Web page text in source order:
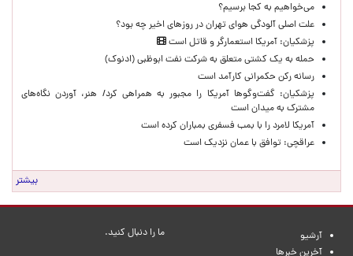
می‌خواهیم به کجا برسیم؟
علت اصلی آلودگی هوای تهران در روزهای اخیر چه بود؟
پزشکیان: آمریکا استعمارگر و قاتل است
حمله به یک کشتی متعلق به شرکت نفت ابوظبی (ادنوک)
رسانه رکن حکمرانی کارآمد است
پزشکیان: گفت‌وگوها آمریکا را مجبور به همراهی کرد/ هنر، آوردن نگاه‌های
مشترک به میدان است
آمریکا لامرد را با بمب فسفری بمباران کرده است
عراقچی: توافق با عمان نزدیک است
بیشتر
آرشیو
آخرین خبرها
ما را دنبال کنید.